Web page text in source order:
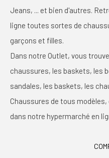
Jeans, ... et bien d'autres.
ligne toutes sortes de
garçons et filles.
Dans notre Outlet, vous
chaussures, les baskets, les
sandales, les baskets, les
Chaussures de tous
dans notre hypermarché en